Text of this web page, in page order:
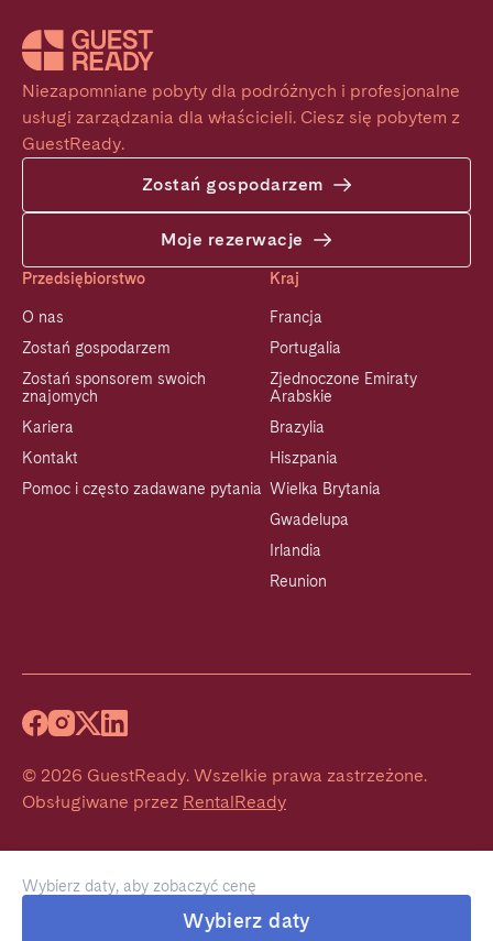
Wybierz daty, aby zobaczyć cenę
Wybierz daty
Niezapomniane pobyty dla podróżnych i profesjonalne
usługi zarządzania dla właścicieli. Ciesz się pobytem z
GuestReady.
Zostań gospodarzem
Moje rezerwacje
Przedsiębiorstwo
O nas
Zostań gospodarzem
Zostań sponsorem swoich
znajomych
Kariera
Kontakt
Pomoc i często zadawane pytania
Kraj
Francja
Portugalia
Zjednoczone Emiraty
Arabskie
Brazylia
Hiszpania
Wielka Brytania
Gwadelupa
Irlandia
Reunion
© 2026 GuestReady. Wszelkie prawa zastrzeżone.
Obsługiwane przez RentalReady